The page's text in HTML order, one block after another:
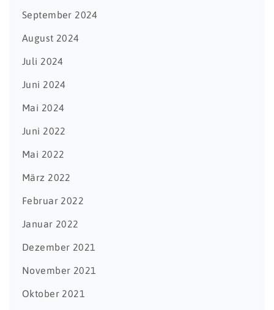
September 2024
August 2024
Juli 2024
Juni 2024
Mai 2024
Juni 2022
Mai 2022
März 2022
Februar 2022
Januar 2022
Dezember 2021
November 2021
Oktober 2021